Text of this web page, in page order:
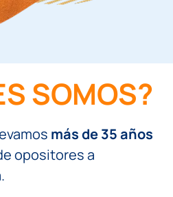
SOMOS?
más de 35 años
opositores a